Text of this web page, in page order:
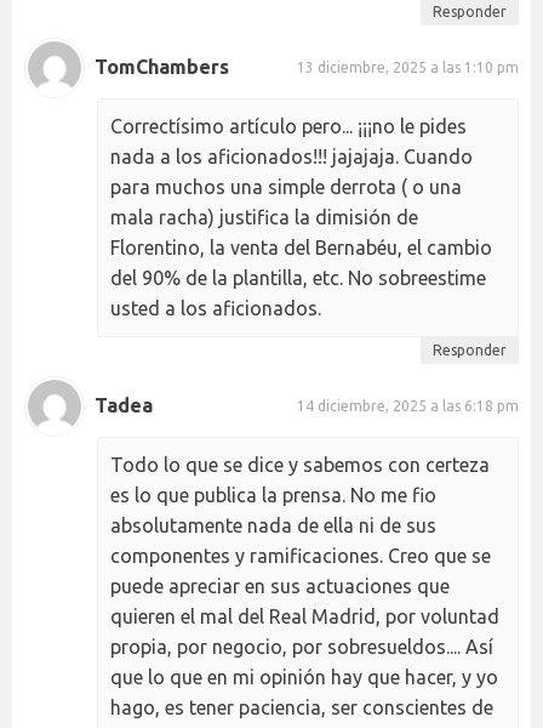
Responder
TomChambers 13 diciembre, 2025 a las 1:10 pm
Correctísimo artículo pero... ¡¡¡no le pides
nada a los aficionados!!! jajajaja. Cuando
para muchos una simple derrota ( o una
mala racha) justifica la dimisión de
Florentino, la venta del Bernabéu, el cambio
del 90% de la plantilla, etc. No sobreestime
usted a los aficionados.
Responder
Tadea 14 diciembre, 2025 a las 6:18 pm
Todo lo que se dice y sabemos con certeza
es lo que publica la prensa. No me fio
absolutamente nada de ella ni de sus
componentes y ramificaciones. Creo que se
puede apreciar en sus actuaciones que
quieren el mal del Real Madrid, por voluntad
propia, por negocio, por sobresueldos.... Así
que lo que en mi opinión hay que hacer, y yo
hago, es tener paciencia, ser conscientes de